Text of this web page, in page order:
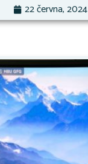
22 června, 2024